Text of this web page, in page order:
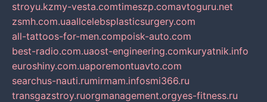
stroyu.kzmy-vesta.comtimeszp.comavtoguru.net
zsmh.com.uaallcelebsplasticsurgery.com
all-tattoos-for-men.compoisk-auto.com
best-radio.com.uaost-engineering.comkuryatnik.info
euroshiny.com.uaporemontuavto.com
searchus-nauti.rumirmam.infosmi366.ru
transgazstroy.ruorgmanagement.orgyes-fitness.ru